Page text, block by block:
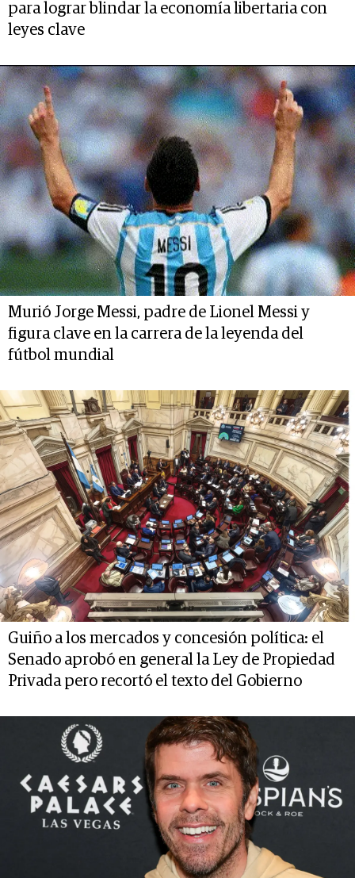
para lograr blindar la economía libertaria con
leyes clave
Murió Jorge Messi, padre de Lionel Messi y
figura clave en la carrera de la leyenda del
fútbol mundial
Guiño a los mercados y concesión política: el
Senado aprobó en general la Ley de Propiedad
Privada pero recortó el texto del Gobierno